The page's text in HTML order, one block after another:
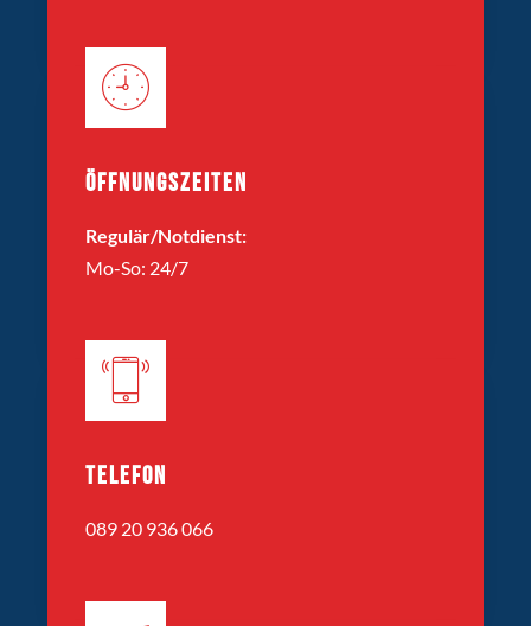
ÖFFNUNGSZEITEN
Regulär/Notdienst:
Mo-So: 24/7
TELEFON
089 20 936 066